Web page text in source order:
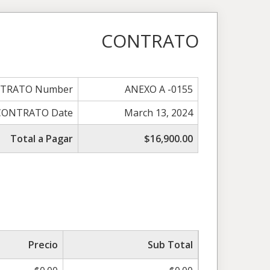
CONTRATO
Number
ANEXO A -0155
Date
March 13, 2024
Total a Pagar
$16,900.00
Precio
Sub Total